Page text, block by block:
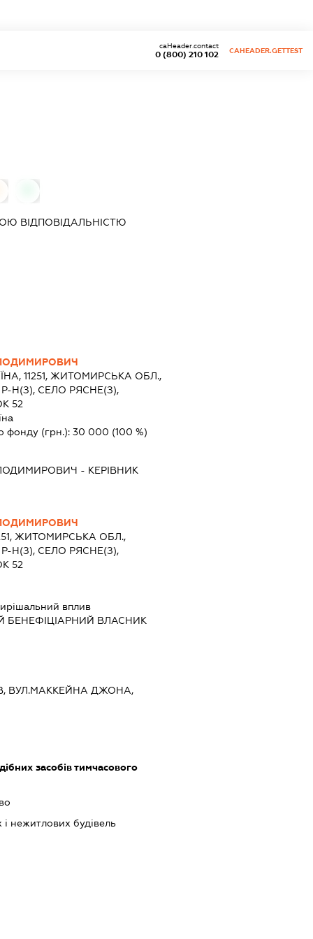
0 (800) 210 102
caHeader.contact
CAHEADER.GETTEST
ВІДПОВІДАЛЬНІСТЮ
11251, ЖИТОМИРСЬКА ОБЛ.,
Н(З), СЕЛО РЯСНЕ(З),
52
фонду (грн.):30 000 (100 %)
- КЕРІВНИК
ЖИТОМИРСЬКА ОБЛ.,
Н(З), СЕЛО РЯСНЕ(З),
52
вплив
БЕНЕФІЦІАРНИЙ ВЛАСНИК
ВУЛ.МАККЕЙНА ДЖОНА,
засобів тимчасового
нежитлових будівель